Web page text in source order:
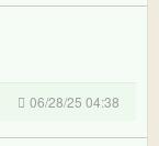
06/28/25 04:38